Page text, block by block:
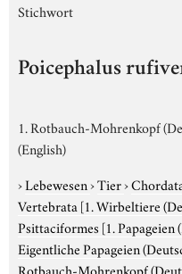
Stichwort
Poicephalus
1. Rotbauch-Mohrenkopf
(English)
›Lebewesen›Tier›
Vertebrata [1. Wirbeltiere
Psittaciformes [1. Papageien
Eigentliche Papageien
Rotbauch-Mohrenkopf